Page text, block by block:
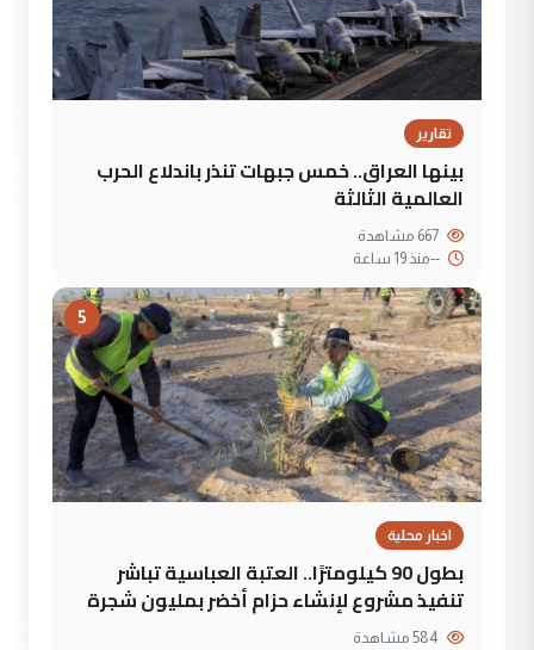
تقارير
بينها العراق.. خمس جبهات تنذر باندلاع الحرب
العالمية الثالثة
--منذ 19 ساعة
5
اخبار محلية
بطول 90 كيلومترًا.. العتبة العباسية تباشر
تنفيذ مشروع لإنشاء حزام أخضر بمليون شجرة